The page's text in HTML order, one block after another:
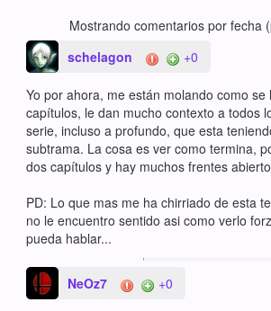
Mostrando comentarios por fecha
schelagon
+0
Yo por ahora, me están molando como
capítulos, le dan mucho contexto a todos
serie, incluso a profundo, que esta
subtrama. La cosa es ver como termina,
dos capítulos y hay muchos frentes
PD: Lo que mas me ha chirriado de esta
no le encuentro sentido asi como verlo
pueda hablar...
NeOz7 +0